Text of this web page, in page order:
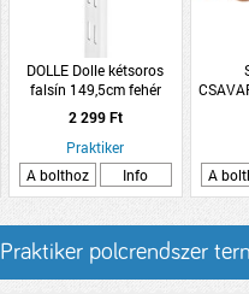
DOLLE Dolle kétsoros
falsín 149,5cm fehér
2 299 Ft
Praktiker
A bolthoz
Info
A
Praktiker polcrendszer